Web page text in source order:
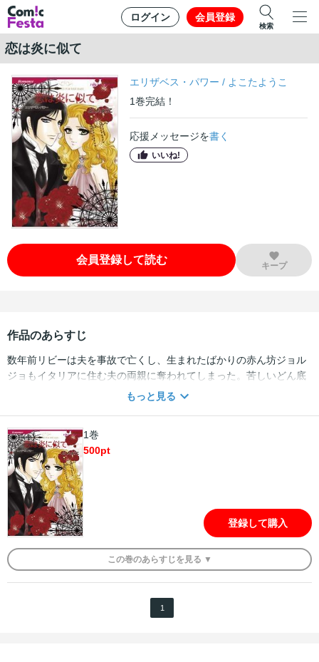
ログイン 会員登録
検索
恋は炎に似て
エリザベス・パワー / よこたようこ
1巻完結！
応援メッセージを書く
いいね!
会員登録して読む キープ
作品のあらすじ
数年前リビーは夫を事故で亡くし、生まれたばかりの赤ん坊ジョル
ジョもイタリアに住む夫の両親に奪われてしまった。苦しいどん底
の生活から必死で立ち直り、今やリビーは押しも押されもせぬスー
る」・・・ああ、やっと愛するジョルジョに会える。だが、ロマノ
の瞳には冷ややかな憎悪の炎が燃えていた！！
もっと見る
1巻
500pt
登録して購入
この巻のあらすじを 見る ▼
1